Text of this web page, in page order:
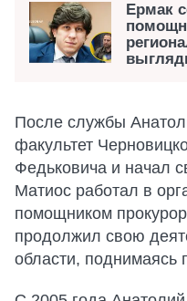
Ермак
После службы
факультет
Федьковича и начал
Матиос работал в
помощником
продолжил свою
области, поднимаясь